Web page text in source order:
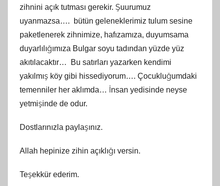
zihnini açık tutması gerekir. Şuurumuz
uyanmazsa…. bütün geleneklerimiz tulum sesine
paketlenerek zihnimize, hafızamıza, duyumsama
duyarlılığımıza Bulgar soyu tadından yüzde yüz
akıtılacaktır… Bu satırları yazarken kendimi
yakılmış köy gibi hissediyorum…. Çocukluğumdaki
temenniler her aklımda… İnsan yedisinde neyse
yetmişinde de odur.
Dostlarınızla paylaşınız.
Allah hepinize zihin açıklığı versin.
Teşekkür ederim.